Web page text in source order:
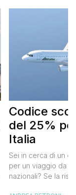
Codice
del 25%
Italia
Sei in cerca di un
per un viaggio da
nazionali? Se la